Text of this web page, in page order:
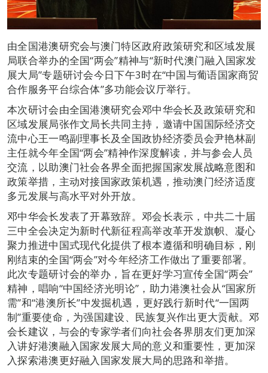
由全国港澳研究会与澳门特区政府政策研究和区域发展
局联合举办的全国“两会”精神与“新时代澳门融入国家发
展大局”专题研讨会今日下午3时在“中国与葡语国家商贸
合作服务平台综合体”多功能会议厅举行。
本次研讨会由全国港澳研究会邓中华会长及政策研究和
区域发展局张作文局长共同主持，邀请中国国际经济交
流中心王一鸣副理事长及全国政协经济委员会尹艳林副
主任就今年全国“两会”精神作深度解读，并与参会人员
交流，以助澳门社会各界全面把握国家发展战略意图和
政策举措，主动对接国家政策机遇，推动澳门经济适度
多元发展与高水平对外开放。
邓中华会长发表了开幕致辞。邓会长表示，中共二十届
三中全会决定为新时代新征程高举改革开发旗帜、凝心
聚力推进中国式现代化提供了根本遵循和明确目标，刚
刚结束的全国“两会”对今年经济工作做出了重要部署。
此次专题研讨会的举办，旨在更好学习宣传全国“两会”
精神，唱响“中国经济光明论”，助力港澳社会从“国家所
需”和“港澳所长”中发掘机遇，更好践行新时代“一国两
制”重要使命，为强国建设、民族复兴作出更大贡献。邓
会长建议，与会的专家学者们向社会各界朋友们更加深
入讲好港澳融入国家发展大局的意义和重要性，更加深
入探索港澳更好融入国家发展大局的思路和举措。